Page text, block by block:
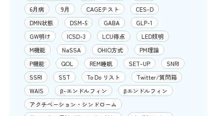
6月病
9月 CAGEテスト
CES-D
DMN状態
DSM-5 GABA
GLP-1
GW明け
ICSD-3 LCU得点
LED照明
M機能
NaSSA OHIO方式
PM理論
P機能
QOL REM睡眠 SET-UP
SNRI
SSRI
SST To Do リスト
Twitter/質問箱
WAIS
β-エンドルフィン
βエンドルフィン
アクチベーション・シンドローム